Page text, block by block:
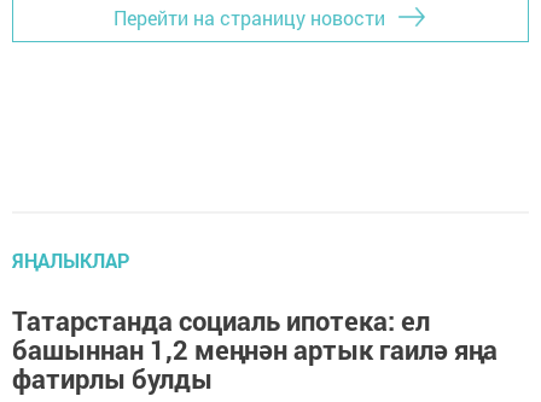
Перейти на страницу новости
ЯҢАЛЫКЛАР
Татарстанда социаль ипотека: ел
башыннан 1,2 меңнән артык гаилә яңа
фатирлы булды